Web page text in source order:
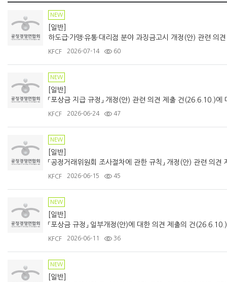
NEW
[일반]
KFCF 2026-07-14 60
NEW
[일반]
KFCF 2026-06-24 47
NEW
[일반]
KFCF 2026-06-15 45
NEW
[일반]
「포상금 규정」 일부개정(안)에 대한 의견 제출의 건(26.6.10.)
KFCF 2026-06-11 36
NEW
[일반]